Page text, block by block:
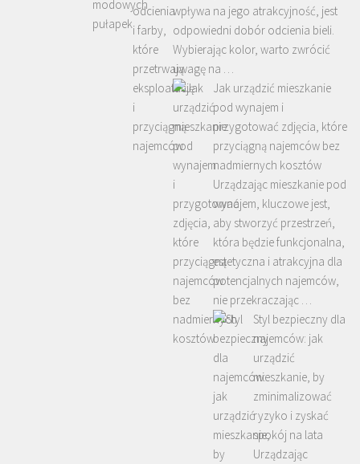
wpływa na jego atrakcyjność, jest
odpowiedni dobór odcienia bieli.
Wybierając kolor, warto zwrócić
uwagę na …
Jak urządzić mieszkanie
pod wynajem i
przygotować zdjęcia, które
przyciągną najemców bez
nadmiernych kosztów
Urządzając mieszkanie pod
wynajem, kluczowe jest,
aby stworzyć przestrzeń,
która będzie funkcjonalna,
estetyczna i atrakcyjna dla
potencjalnych najemców,
nie przekraczając …
Styl bezpieczny dla
najemców: jak
urządzić
mieszkanie, by
zminimalizować
ryzyko i zyskać
spokój na lata
Urządzając